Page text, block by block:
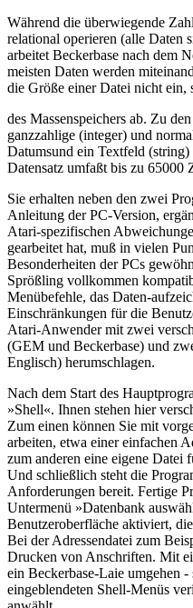
Während die überwiegende
relational operieren (alle Daten
arbeitet Beckerbase nach dem
meisten Daten werden
die Größe einer Datei nicht ein,
des Massenspeichers ab. Zu
ganzzahlige (integer) und
Datumsund ein Textfeld
Datensatz umfaßt bis zu 65000
Sie erhalten neben den zwei
Anleitung der PC-Version,
Atari-spezifischen
gearbeitet hat, muß in vielen
Besonderheiten der PCs
Sprößling vollkommen
Menübefehle, das Daten-
Einschränkungen für die
Atari-Anwender mit zwei
(GEM und Beckerbase) und
Englisch) herumschlagen.
Nach dem Start des
»Shell«. Ihnen stehen hier
Zum einen können Sie mit
arbeiten, etwa einer einfachen
zum anderen eine eigene Datei
Und schließlich steht die
Anforderungen bereit. Fertige
Untermenü »Datenbank
Benutzeroberfläche aktiviert,
Bei der Adressendatei zum
Drucken von Anschriften. Mit
ein Beckerbase-Laie umgehen
eingeblendeten Shell-Menüs